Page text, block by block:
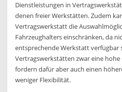
Dienstleistungen in
denen freier Werkstätten. Zudem
Vertragswerkstatt die
Fahrzeughalters einschränken, da
entsprechende Werkstatt verfügbar
Vertragswerkstätten zwar eine
fordern dafür aber auch einen
weniger Flexibilität.